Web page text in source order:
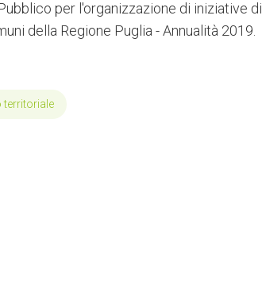
per l'organizzazione di iniziative di
della Regione Puglia - Annualità 2019.
territoriale